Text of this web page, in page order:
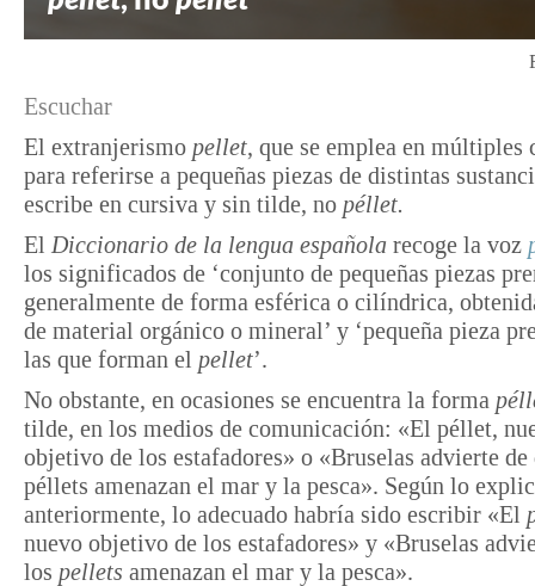
Escuchar
El extranjerismo pellet, que se emplea en múltiples
para referirse a pequeñas piezas de distintas
escribe en cursiva y sin tilde, no péllet.
El Diccionario de la lengua española recoge la voz
los significados de ‘conjunto de pequeñas piezas
generalmente de forma esférica o cilíndrica,
de material orgánico o mineral’ y ‘pequeña pieza
las que forman el pellet’.
No obstante, en ocasiones se encuentra la forma
tilde, en los medios de comunicación: «El péllet,
objetivo de los estafadores» o «Bruselas advierte de
péllets amenazan el mar y la pesca». Según lo
anteriormente, lo adecuado habría sido escribir «El
nuevo objetivo de los estafadores» y «Bruselas
los pellets amenazan el mar y la pesca».